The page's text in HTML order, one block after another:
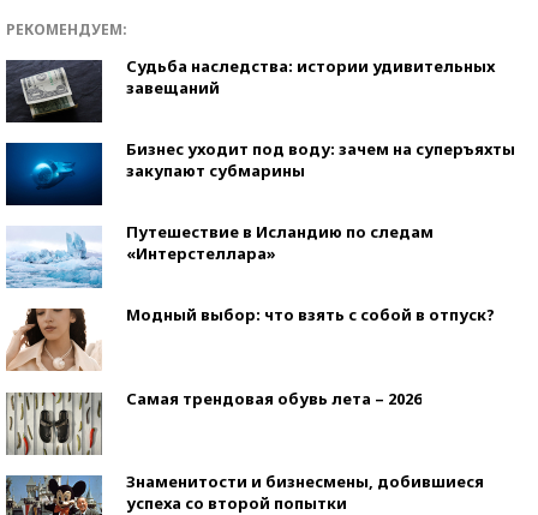
РЕКОМЕНДУЕМ:
Судьба наследства: истории удивительных
завещаний
Бизнес уходит под воду: зачем на суперъяхты
закупают субмарины
Путешествие в Исландию по следам
«Интерстеллара»
Модный выбор: что взять с собой в отпуск?
Самая трендовая обувь лета – 2026
Знаменитости и бизнесмены, добившиеся
успеха со второй попытки